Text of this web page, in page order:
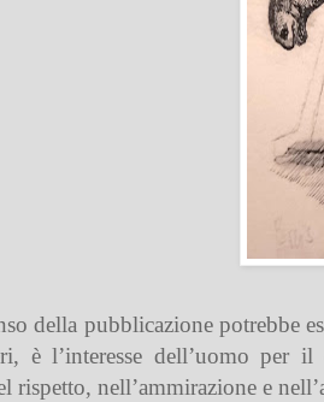
della pubblicazione potrebbe
è l’interesse dell’uomo per
rispetto, nell’ammirazione e